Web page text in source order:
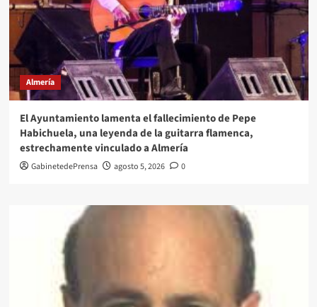
Almería
El Ayuntamiento lamenta el fallecimiento de Pepe
Habichuela, una leyenda de la guitarra flamenca,
estrechamente vinculado a Almería
GabinetedePrensa agosto 5, 2026 0